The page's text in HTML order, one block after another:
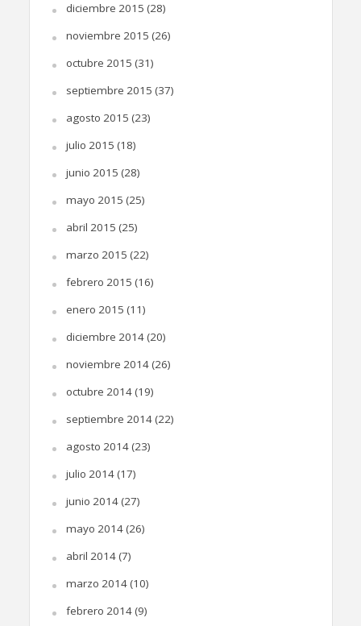
diciembre 2015 (28)
noviembre 2015 (26)
octubre 2015 (31)
septiembre 2015 (37)
agosto 2015 (23)
julio 2015 (18)
junio 2015 (28)
mayo 2015 (25)
abril 2015 (25)
marzo 2015 (22)
febrero 2015 (16)
enero 2015 (11)
diciembre 2014(20)
noviembre 2014(26)
octubre 2014(19)
septiembre 2014(22)
agosto 2014(23)
julio 2014(17)
junio 2014(27)
mayo 2014(26)
abril 2014(7)
marzo 2014(10)
febrero 2014(9)